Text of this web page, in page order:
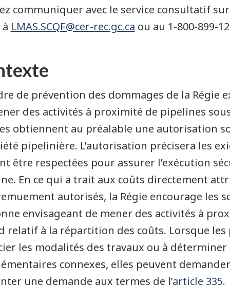
communiquer avec le service consultatif
LMAS.SCQF@cer-rec.gc.ca ou au 1-800-899-
de prévention des dommages de la Régie
des activités à proximité de pipelines
obtiennent au préalable une autorisation
pipelinière. L’autorisation précisera les
être respectées pour assurer l’exécution
En ce qui a trait aux coûts directement
autorisés, la Régie encourage les
envisageant de mener des activités à
relatif à la répartition des coûts. Lorsque
les modalités des travaux ou à
connexes, elles peuvent
une demande aux termes de l’article 335.